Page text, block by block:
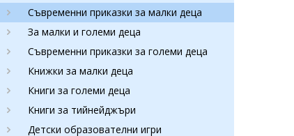
Съвременни приказки за малки деца
За малки и големи деца
Съвременни приказки за големи деца
Книжки за малки деца
Книги за големи деца
Книги за тийнейджъри
Детски образователни игри